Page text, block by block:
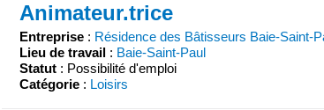
Animateur.trice
Entreprise : Résidence des Bâtisseurs Baie-Saint-
Lieu de travail : Baie-Saint-Paul
Statut : Possibilité d'emploi
Catégorie : Loisirs